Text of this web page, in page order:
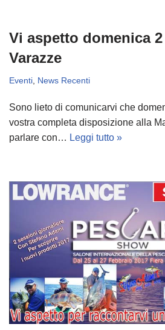
Vi aspetto domenica
Varazze
Eventi, News Recenti
Sono lieto di comunicarvi che
vostra completa disposizione alla
parlare con… Leggi tutto »